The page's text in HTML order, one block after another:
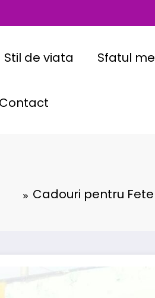
Stil de viata Sfatul
Contact
Cadouri pentru